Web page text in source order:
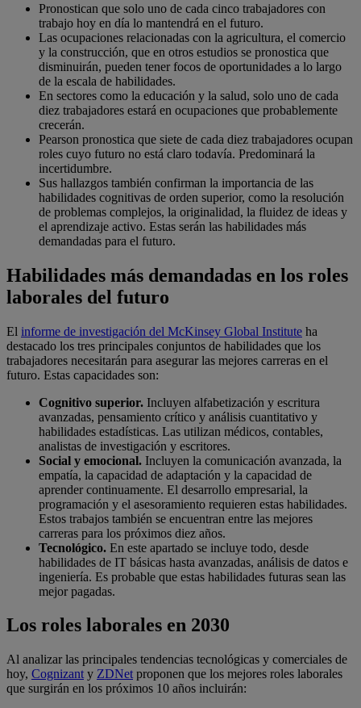
Pronostican que solo uno de cada cinco trabajadores con
trabajo hoy en día lo mantendrá en el futuro.
Las ocupaciones relacionadas con la agricultura, el comercio
y la construcción, que en otros estudios se pronostica que
disminuirán, pueden tener focos de oportunidades a lo largo
de la escala de habilidades.
En sectores como la educación y la salud, solo uno de cada
diez trabajadores estará en ocupaciones que probablemente
crecerán.
Pearson pronostica que siete de cada diez trabajadores ocupan
roles cuyo futuro no está claro todavía. Predominará la
incertidumbre.
Sus hallazgos también confirman la importancia de las
habilidades cognitivas de orden superior, como la resolución
de problemas complejos, la originalidad, la fluidez de ideas y
el aprendizaje activo. Estas serán las habilidades más
demandadas para el futuro.
Habilidades más demandadas en los roles
laborales del futuro
El informe de investigación del McKinsey Global Institute ha
destacado los tres principales conjuntos de habilidades que los
trabajadores necesitarán para asegurar las mejores carreras en el
futuro. Estas capacidades son:
Cognitivo superior. Incluyen alfabetización y escritura
avanzadas, pensamiento crítico y análisis cuantitativo y
habilidades estadísticas. Las utilizan médicos, contables,
analistas de investigación y escritores.
Social y emocional. Incluyen la comunicación avanzada, la
empatía, la capacidad de adaptación y la capacidad de
aprender continuamente. El desarrollo empresarial, la
programación y el asesoramiento requieren estas habilidades.
Estos trabajos también se encuentran entre las mejores
carreras para los próximos diez años.
Tecnológico. En este apartado se incluye todo, desde
habilidades de IT básicas hasta avanzadas, análisis de datos e
ingeniería. Es probable que estas habilidades futuras sean las
mejor pagadas.
Los roles laborales en 2030
Al analizar las principales tendencias tecnológicas y comerciales de
hoy, Cognizant y ZDNet proponen que los mejores roles laborales
que surgirán en los próximos 10 años incluirán: